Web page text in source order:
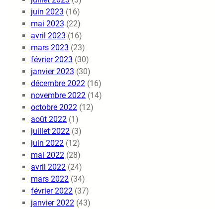
juin 2023 (16)
mai 2023 (22)
avril 2023 (16)
mars 2023 (23)
février 2023 (30)
janvier 2023 (30)
décembre 2022 (16)
novembre 2022 (14)
octobre 2022 (12)
août 2022 (1)
juillet 2022 (3)
juin 2022 (12)
mai 2022 (28)
avril 2022 (24)
mars 2022 (34)
février 2022 (37)
janvier 2022 (43)